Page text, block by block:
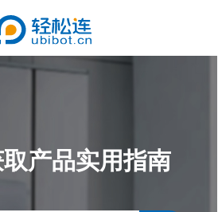
产品实用指南